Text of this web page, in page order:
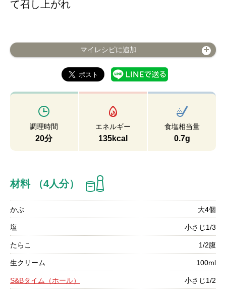
て召し上がれ
マイレシピに追加
調理時間
20分
エネルギー
135kcal
食塩相当量
0.7g
材料 （4人分）
かぶ 大4個
塩 小さじ1/3
たらこ 1/2腹
生クリーム 100ml
S&Bタイム（ホール） 小さじ1/2